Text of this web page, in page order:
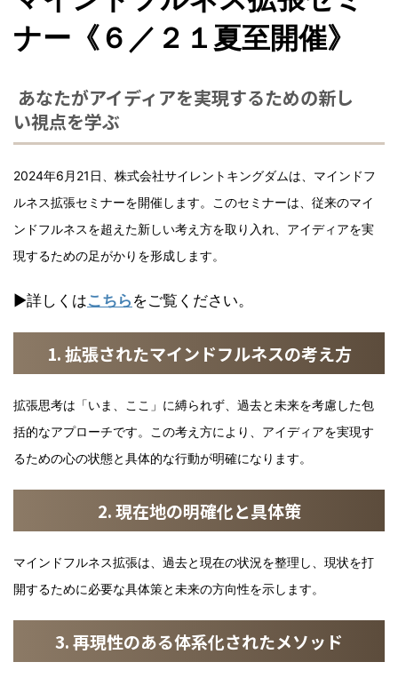
ナー《６／２１夏至開催》
あなたがアイディアを実現するための新し
い視点を学ぶ
2024年6月21日、株式会社サイレントキングダムは、マインドフ
ルネス拡張セミナーを開催します。このセミナーは、従来のマイ
ンドフルネスを超えた新しい考え方を取り入れ、アイディアを実
現するための足がかりを形成します。
▶︎詳しくはこちら をご覧ください。
1. 拡張されたマインドフルネスの考え方
拡張思考は「いま、ここ」に縛られず、過去と未来を考慮した包
括的なアプローチです。この考え方により、アイディアを実現す
るための心の状態と具体的な行動が明確になります。
2. 現在地の明確化と具体策
マインドフルネス拡張は、過去と現在の状況を整理し、現状を打
開するために必要な具体策と未来の方向性を示します。
3. 再現性のある体系化されたメソッド